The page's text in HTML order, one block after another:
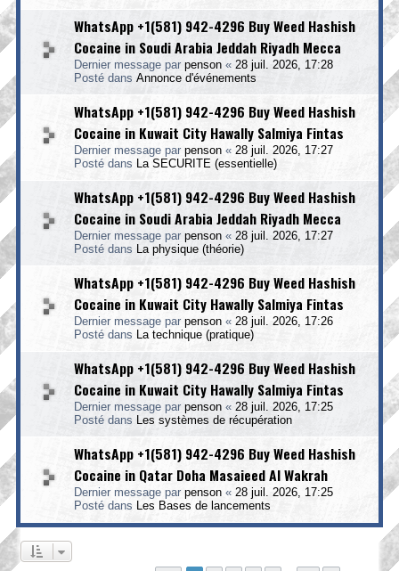
WhatsApp +1(581) 942-4296 Buy Weed Hashish
Cocaine in Soudi Arabia Jeddah Riyadh Mecca
Dernier message par penson « 28 juil. 2026, 17:28
Posté dans Annonce d'événements
WhatsApp +1(581) 942-4296 Buy Weed Hashish
Cocaine in Kuwait City Hawally Salmiya Fintas
Dernier message par penson « 28 juil. 2026, 17:27
Posté dans
La SECURITE (essentielle)
WhatsApp +1(581) 942-4296 Buy Weed Hashish
Cocaine in Soudi Arabia Jeddah Riyadh Mecca
Dernier message par penson « 28 juil. 2026, 17:27
Posté dans
La physique (théorie)
WhatsApp +1(581) 942-4296 Buy Weed Hashish
Cocaine in Kuwait City Hawally Salmiya Fintas
Dernier message par penson « 28 juil. 2026, 17:26
Posté dans
La technique (pratique)
WhatsApp +1(581) 942-4296 Buy Weed Hashish
Cocaine in Kuwait City Hawally Salmiya Fintas
Dernier message par penson « 28 juil. 2026, 17:25
Posté dans
Les systèmes de récupération
WhatsApp +1(581) 942-4296 Buy Weed Hashish
Cocaine in Qatar Doha Masaieed Al Wakrah
Dernier message par penson « 28 juil. 2026, 17:25
Posté dans
Les Bases de lancements